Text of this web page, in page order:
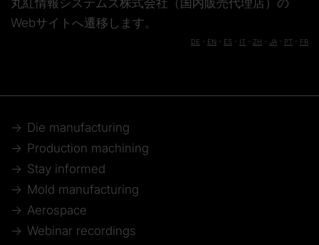
丸紅情報システムズ株式会社（国内販売代理店）の
Webサイトへ遷移します。
DE EN ES IT ZH JA PT FR
Die manufacturing
Production machining
Stay informed
Mold manufacturing
Aerospace
Webinar recordings